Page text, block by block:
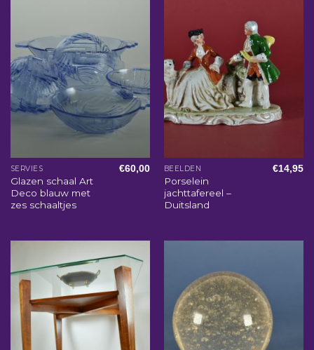
SERVIES
Glazen schaal Art
Deco blauw met
zes schaaltjes
€60,00 BEELDEN
Porselein
jachttafereel –
Duitsland
€14,95